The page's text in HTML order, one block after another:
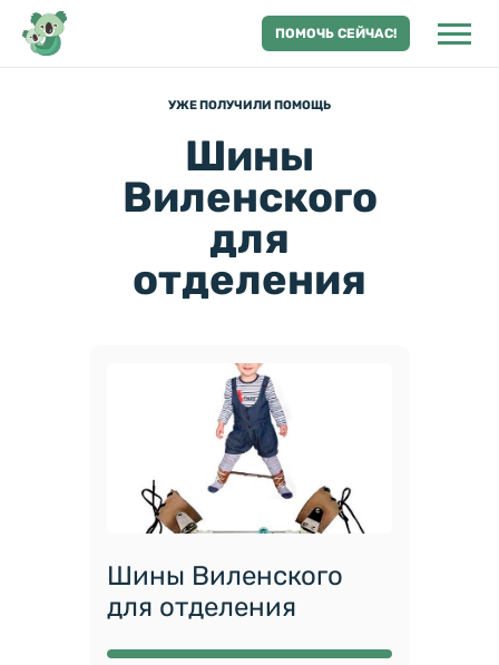
ПОМОЧЬ СЕЙЧАС!
УЖЕ ПОЛУЧИЛИ ПОМОЩЬ
Шины
Виленского
для
отделения
Шины Виленского
для отделения